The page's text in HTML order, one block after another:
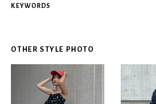
KEYWORDS
OTHER STYLE PHOTO